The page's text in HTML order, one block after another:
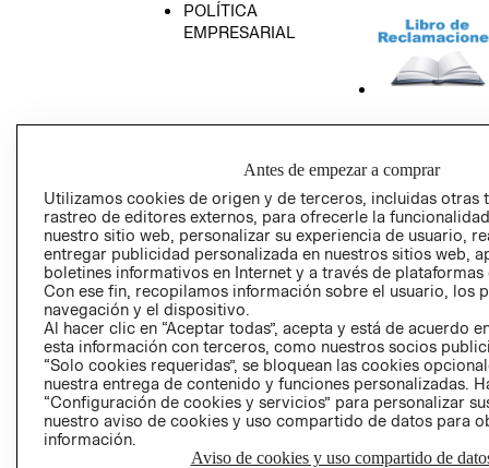
POLÍTICA
EMPRESARIAL
GIFT CARD
AVISO DE
Perú (S/)
CAMBIAR REGIÓN
Antes de empezar a comprar
Utilizamos cookies de origen y de terceros, incluidas otras
rastreo de editores externos, para ofrecerle la
nuestro sitio web, personalizar su experiencia de usuario,
entregar publicidad personalizada en nuestros sitios web,
boletines informativos en Internet y a través de plataformas
Con ese fin, recopilamos información sobre el usuario, los
navegación y el dispositivo.
Al hacer clic en “Aceptar todas”, acepta y está de acuerdo
esta información con terceros, como nuestros socios
“Solo cookies requeridas”, se bloquean las cookies
nuestra entrega de contenido y funciones personalizadas.
“Configuración de cookies y servicios” para personalizar
nuestro aviso de cookies y uso compartido de datos para
información.
Aviso de cookies y uso compartido de